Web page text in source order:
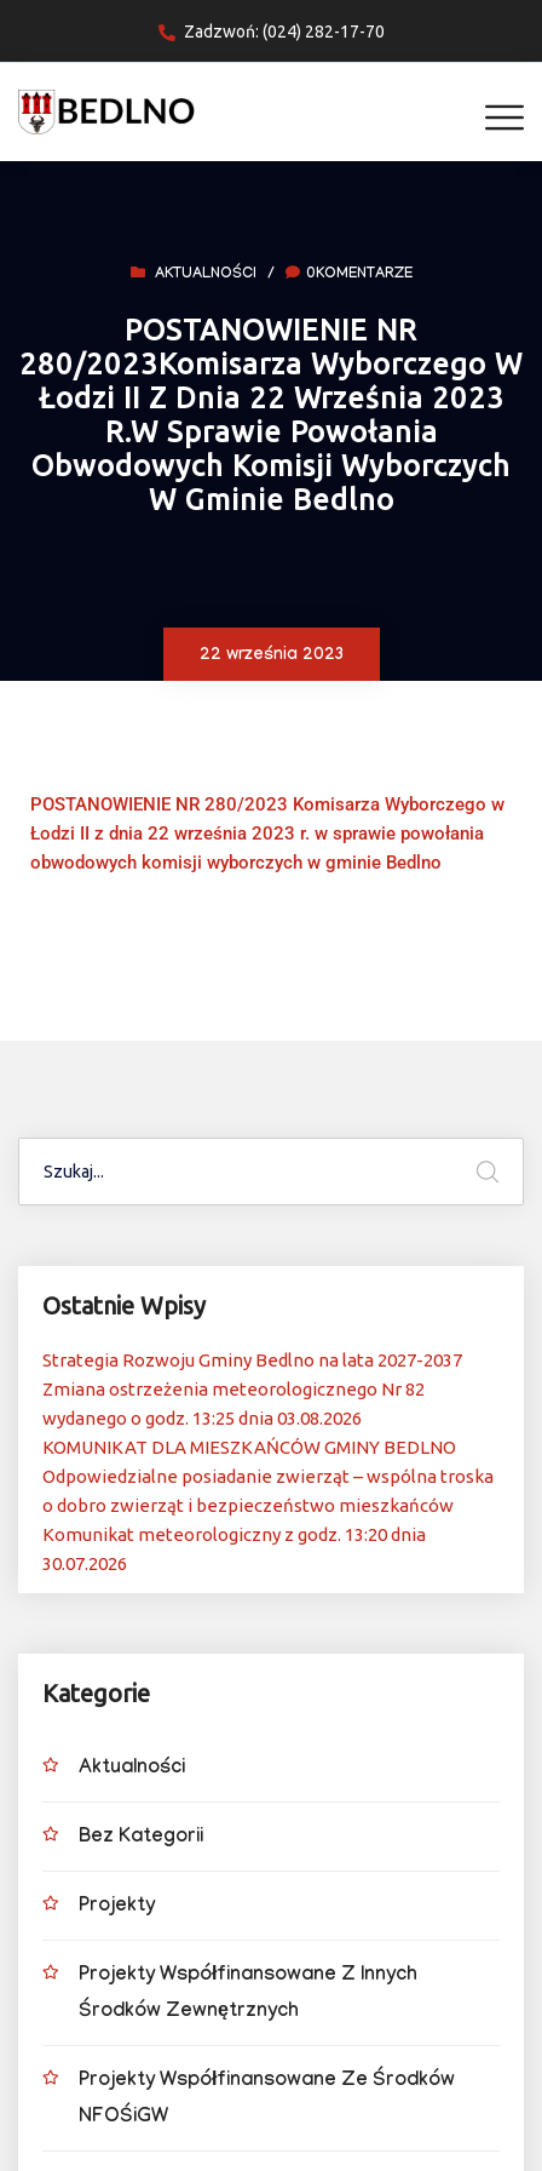
Zadzwoń: (024) 282-17-70
AKTUALNOŚCI / 0KOMENTARZE
POSTANOWIENIE NR
280/2023Komisarza Wyborczego W
Łodzi II Z Dnia 22 Września 2023
R.w Sprawie Powołania
Obwodowych Komisji Wyborczych
W Gminie Bedlno
22 września 2023
POSTANOWIENIE NR 280/2023 Komisarza Wyborczego w
Łodzi II z dnia 22 września 2023 r. w sprawie powołania
obwodowych komisji wyborczych w gminie Bedlno
Ostatnie Wpisy
Strategia Rozwoju Gminy Bedlno na lata 2027-2037
Zmiana ostrzeżenia meteorologicznego Nr 82
wydanego o godz. 13:25 dnia 03.08.2026
KOMUNIKAT DLA MIESZKAŃCÓW GMINY BEDLNO
Odpowiedzialne posiadanie zwierząt – wspólna troska
o dobro zwierząt i bezpieczeństwo mieszkańców
Komunikat meteorologiczny z godz. 13:20 dnia
30.07.2026
Kategorie
Aktualności
Bez Kategorii
Projekty
Projekty Współfinansowane Z Innych
Środków Zewnętrznych
Projekty Współfinansowane Ze Środków
NFOŚiGW